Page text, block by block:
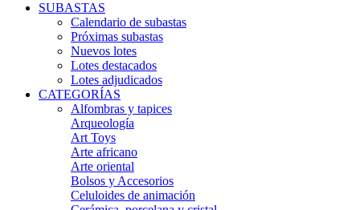
SUBASTAS
Calendario de subastas
Próximas subastas
Nuevos lotes
Lotes destacados
Lotes adjudicados
CATEGORÍAS
Alfombras y tapices
Arqueología
Art Toys
Arte africano
Arte oriental
Bolsos y Accesorios
Celuloides de animación